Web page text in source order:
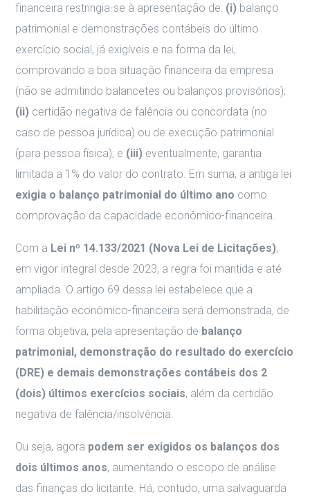
financeira restringia-se à apresentação de: (i) balanço
patrimonial e demonstrações contábeis do último
exercício social, já exigíveis e na forma da lei,
comprovando a boa situação financeira da empresa
(não se admitindo balancetes ou balanços provisórios);
(ii) certidão negativa de falência ou concordata (no
caso de pessoa jurídica) ou de execução patrimonial
(para pessoa física); e (iii) eventualmente, garantia
limitada a 1% do valor do contrato. Em suma, a antiga lei
exigia o balanço patrimonial do último ano como
comprovação da capacidade econômico-financeira.
Com a Lei nº 14.133/2021 (Nova Lei de Licitações),
em vigor integral desde 2023, a regra foi mantida e até
ampliada. O artigo 69 dessa lei estabelece que a
habilitação econômico-financeira será demonstrada, de
forma objetiva, pela apresentação de balanço
patrimonial, demonstração do resultado do exercício
(DRE) e demais demonstrações contábeis dos 2
(dois) últimos exercícios sociais, além da certidão
negativa de falência/insolvência.
Ou seja, agora podem ser exigidos os balanços dos
dois últimos anos, aumentando o escopo de análise
das finanças do licitante. Há, contudo, uma salvaguarda